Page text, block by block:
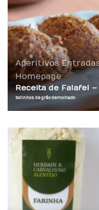
Aperitivos
Homepage
Receita de Falafel
bolinhos de grão demolhado